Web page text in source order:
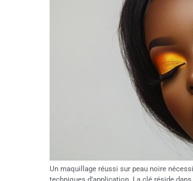
Un maquillage réussi sur peau noire